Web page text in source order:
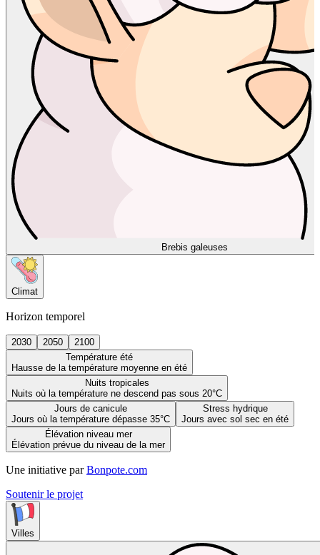
Brebis galeuses
Climat
Horizon temporel
2030 2050
2100
Température été
Hausse de la température moyenne en été
Nuits tropicales
Nuits où la température ne descend pas sous 20°C
Jours de canicule
Jours où la température dépasse 35°C
Stress hydrique
Jours avec sol sec en été
Élévation niveau mer
Élévation prévue du niveau de la mer
Une initiative par Bonpote.com
Soutenir le projet
Villes